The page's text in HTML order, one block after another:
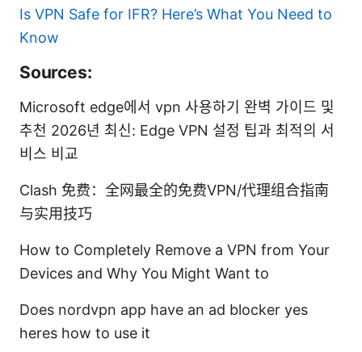
Is VPN Safe for IFR? Here’s What You Need to
Know
Sources:
Microsoft edge에서 vpn 사용하기 완벽 가이드 및
추천 2026년 최신: Edge VPN 설정 팁과 최적의 서
비스 비교
Clash 免费：全网最全的免费VPN/代理组合指南
与实用技巧
How to Completely Remove a VPN from Your
Devices and Why You Might Want to
Does nordvpn app have an ad blocker yes
heres how to use it